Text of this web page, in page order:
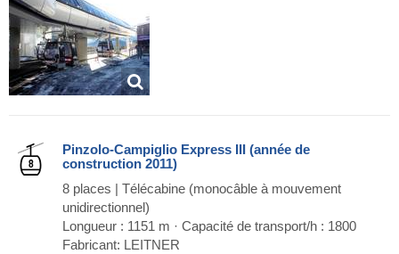
Pinzolo-Campiglio Express III (année de
construction 2011)
8 places | Télécabine (monocâble à mouvement
unidirectionnel)
Longueur : 1151 m · Capacité de transport/h : 1800
Fabricant: LEITNER